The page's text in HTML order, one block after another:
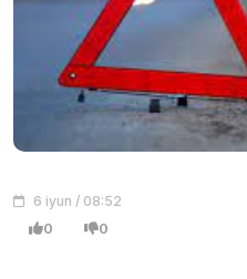
6 iyun / 08:52
0 0